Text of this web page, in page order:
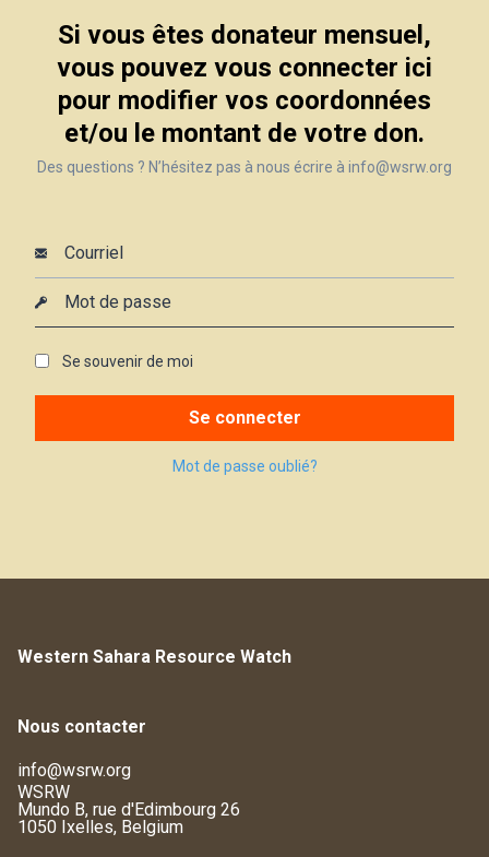
Si vous êtes donateur mensuel,
vous pouvez vous connecter ici
pour modifier vos coordonnées
et/ou le montant de votre don.
Des questions ? N’hésitez pas à nous écrire à info@wsrw.org
Se souvenir de moi
Se connecter
Mot de passe oublié?
Western Sahara Resource Watch
Nous contacter
info@wsrw.org
WSRW
Mundo B, rue d'Edimbourg 26
1050 Ixelles, Belgium